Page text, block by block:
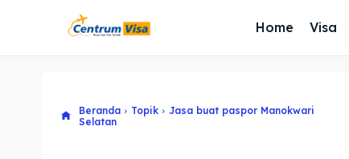
Home Visa
Beranda Topik
Jasa buat paspor Manokwari
Selatan